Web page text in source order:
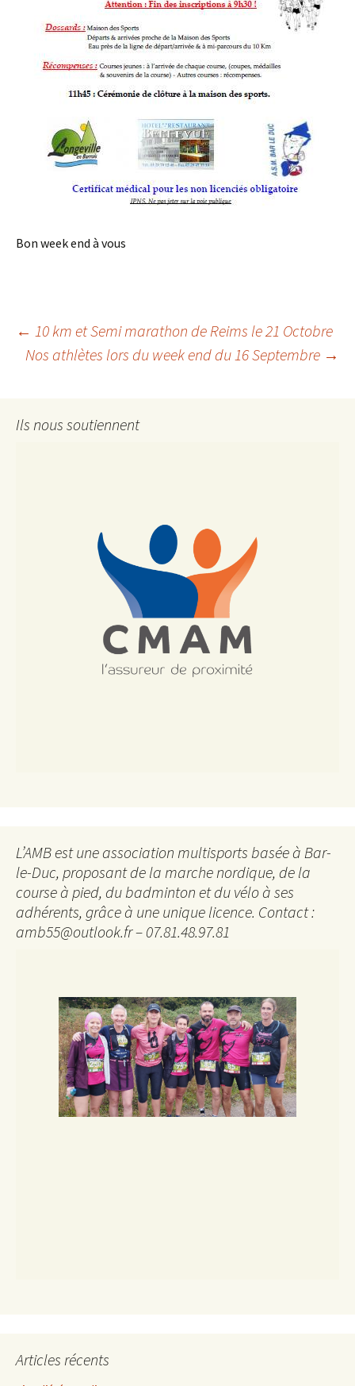
Bon week end à vous
Navigation
articles
← 10 km et Semi marathon de Reims le 21 Octobre
Nos athlètes lors du week end du 16 Septembre →
Ils nous soutiennent
L’AMB est une association multisports basée à Bar-
le-Duc, proposant de la marche nordique, de la
course à pied, du badminton et du vélo à ses
adhérents, grâce à une unique licence. Contact :
amb55@outlook.fr – 07.81.48.97.81
Articles récents